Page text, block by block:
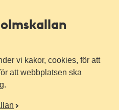
vi kakor, cookies, för att
att webbplatsen ska